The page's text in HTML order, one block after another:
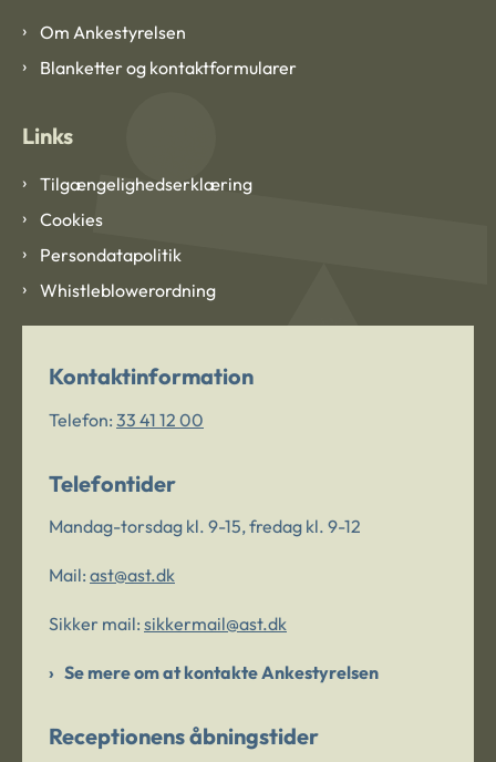
Om Ankestyrelsen
Blanketter og kontaktformularer
Links
Tilgængelighedserklæring
Cookies
Persondatapolitik
Whistleblowerordning
Kontaktinformation
Telefon: 33 41 12 00
Telefontider
Mandag-torsdag kl. 9-15, fredag kl. 9-12
Mail: ast@ast.dk
Sikker mail: sikkermail@ast.dk
Se mere om at kontakte Ankestyrelsen
Receptionens åbningstider